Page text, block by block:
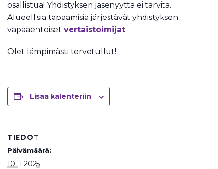
osallistua! Yhdistyksen jäsenyyttä ei tarvita.
Alueellisia tapaamisia järjestävät yhdistyksen
vapaaehtoiset vertaistoimijat.
Olet lämpimästi tervetullut!
Lisää kalenteriin
TIEDOT
Päivämäärä:
10.11.2025